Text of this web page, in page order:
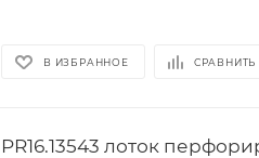
В ИЗБРАННОЕ СРАВНИТЬ
PR16.13543 лоток